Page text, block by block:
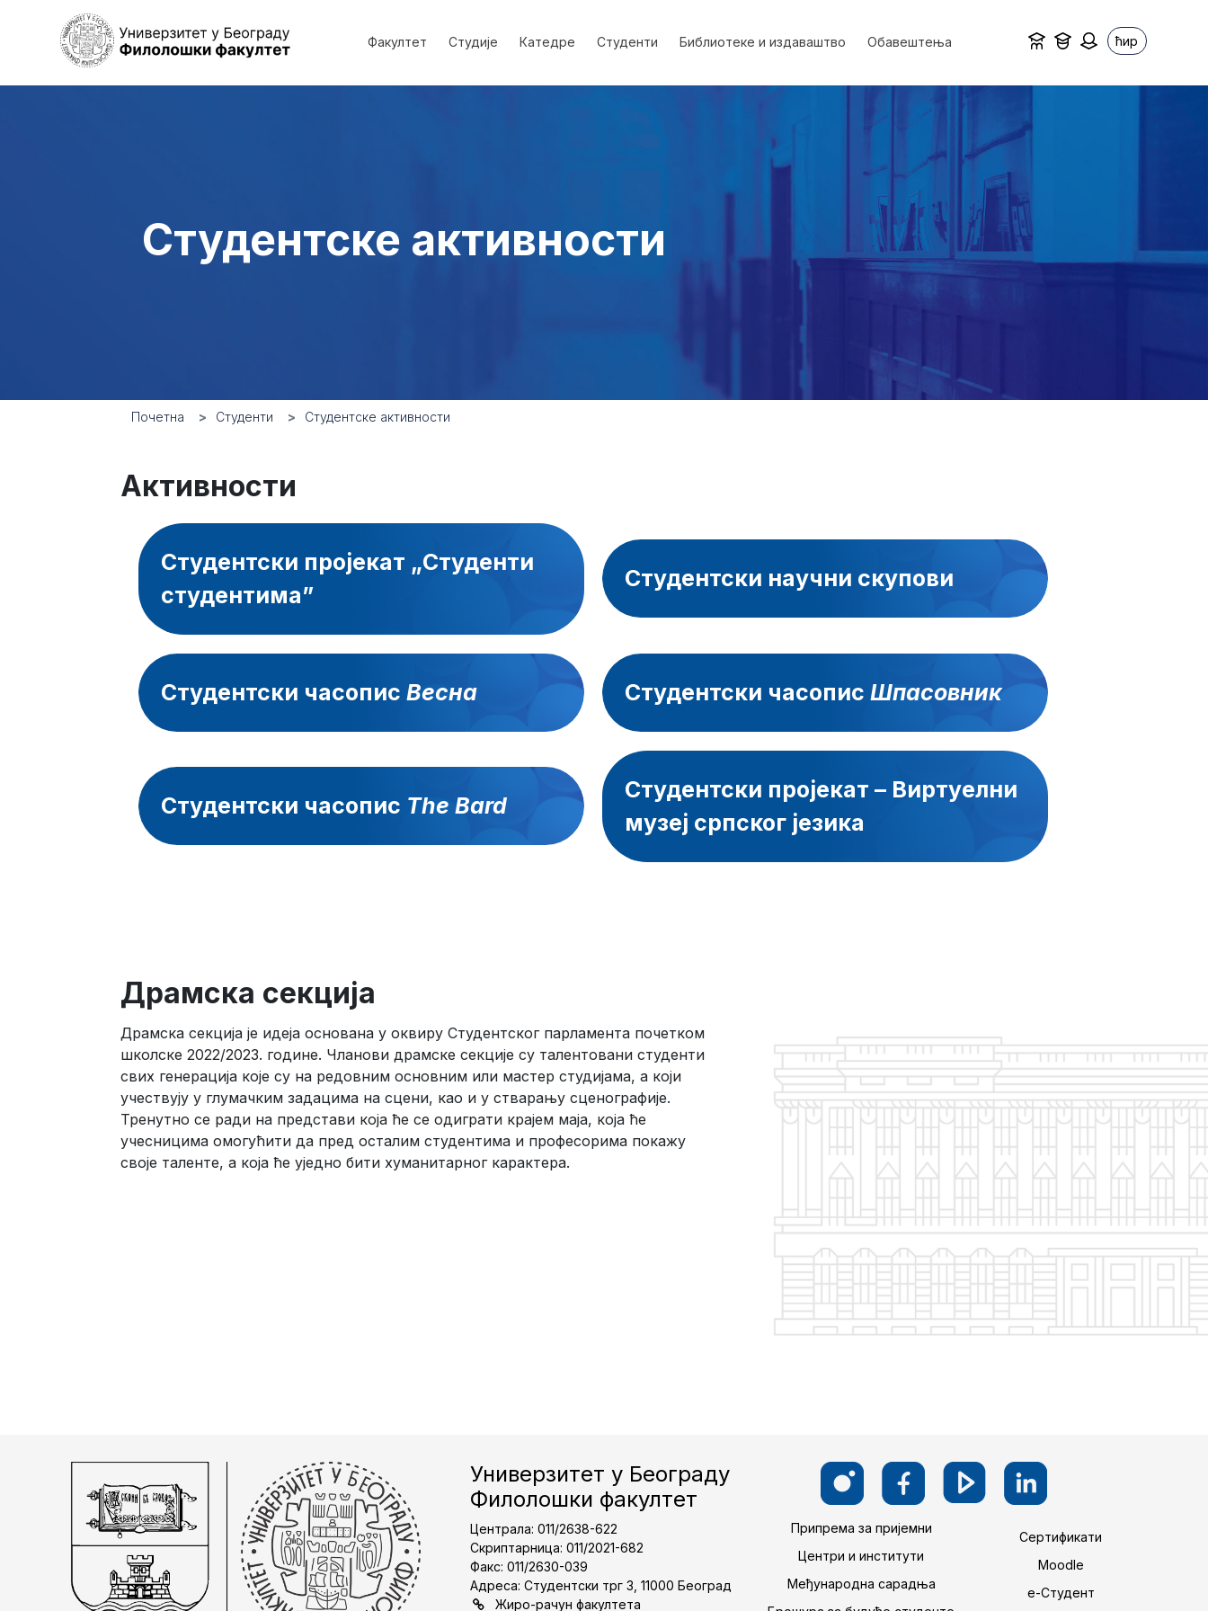
Факултет Студије Катедре Студенти Библиотеке и издаваштво Обавештења ћир
Студентске активности
Почетна Студенти Студентске активности
Активности
Студентски пројекат „Студенти
студентима”
Студентски научни скупови
Студентски часописВесна Студентски часописШпасовник
Студентски часопис The Bard
Студентски пројекат – Виртуелни
музеј српског језика
Драмска секција
Драмска секција је идеја основана у оквиру Студентског парламента почетком
школске 2022/2023. године. Чланови драмске секције су талентовани студенти
свих генерација које су на редовним основним или мастер студијама, а који
учествују у глумачким задацима на сцени, као и у стварању сценографије.
Тренутно се ради на представи која ће се одиграти крајем маја, која ће
учесницима омогућити да пред осталим студентима и професорима покажу
своје таленте, а која ће уједно бити хуманитарног карактера.
Универзитет у Београду
Филолошки факултет
Централа: 011/2638-622
Скриптарница: 011/2021-682
Факс: 011/2630-039
Адреса: Студентски трг 3, 11000 Београд
Жиро-рачун факултета
Припрема за пријемни
Центри и институти
Међународна сарадња
Сертификати
Moodle
е-Студент